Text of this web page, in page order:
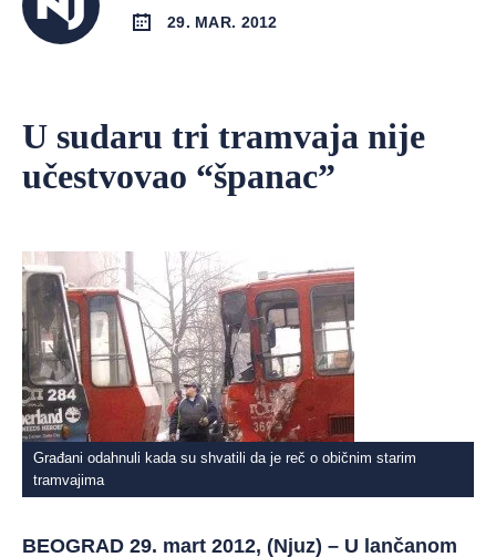
29. MAR. 2012
U sudaru tri tramvaja nije
učestvovao “španac”
Građani odahnuli kada su shvatili da je reč o običnim starim
tramvajima
BEOGRAD 29. mart 2012, (Njuz) – U lančanom